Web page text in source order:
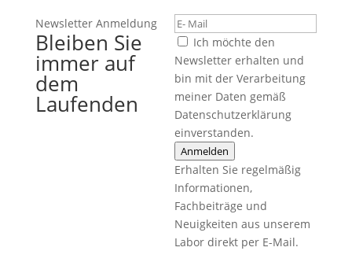
Newsletter Anmeldung
Bleiben Sie
immer auf
dem
Laufenden
Ich möchte den
Newsletter erhalten und
bin mit der Verarbeitung
meiner Daten gemäß
Datenschutzerklärung
einverstanden.
Anmelden
Erhalten Sie regelmäßig
Informationen,
Fachbeiträge und
Neuigkeiten aus unserem
Labor direkt per E-Mail.